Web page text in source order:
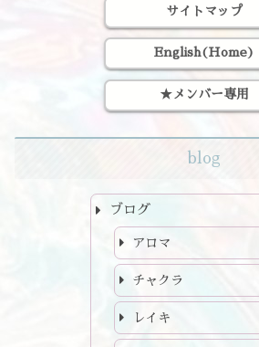
サイトマップ
English(Home)
★メンバー専用
blog
ブログ
アロマ
チャクラ
レイキ